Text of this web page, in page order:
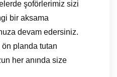
şoförlerimiz sizi
bir aksama
devam edersiniz.
planda tutan
her anında size